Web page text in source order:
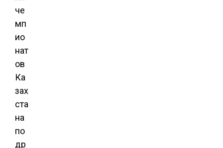
че
мп
ио
нат
ов
Ка
зах
ста
на
по
др